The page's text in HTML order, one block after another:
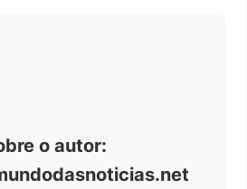
o autor: